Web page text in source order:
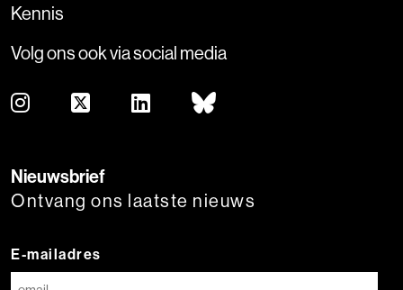
Kennis
Volg ons ook via social media
Nieuwsbrief
Ontvang ons laatste nieuws
E-mailadres